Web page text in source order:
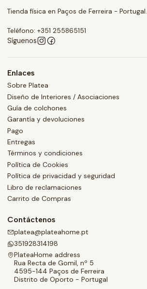
Tienda física en Paços de Ferreira - Portugal.
Teléfono: +351 255865151
Síguenos
Enlaces
Sobre Platea
Diseño de Interiores / Asociaciones
Guía de colchones
Garantía y devoluciones
Pago
Entregas
Términos y condiciones
Política de Cookies
Política de privacidad y seguridad
Libro de reclamaciones
Carrito de Compras
Contáctenos
platea@plateahome.pt
351928314198
PlateaHome address
Rua Recta de Gomil, nº 5
4595-144 Paços de Ferreira
Distrito de Oporto - Portugal